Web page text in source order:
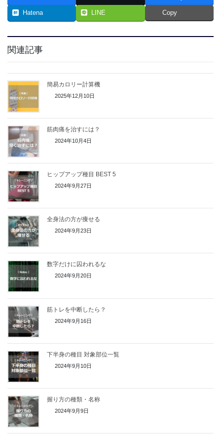
Hatena LINE Copy
関連記事
簡易カロリー計算機
2025年12月10日
筋肉痛を治すには？
2024年10月4日
ヒップアップ種目 BEST 5
2024年9月27日
全身法の方が痩せる
2024年9月23日
数字だけに囚われるな
2024年9月20日
筋トレを中断したら？
2024年9月16日
下半身の種目 対象部位一覧
2024年9月10日
握り方の種類・名称
2024年9月9日